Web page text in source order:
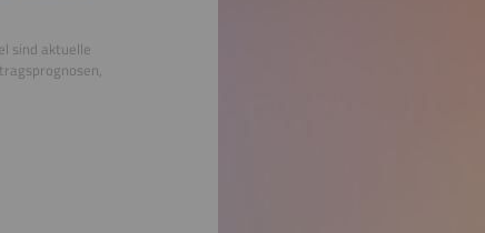
sind aktuelle